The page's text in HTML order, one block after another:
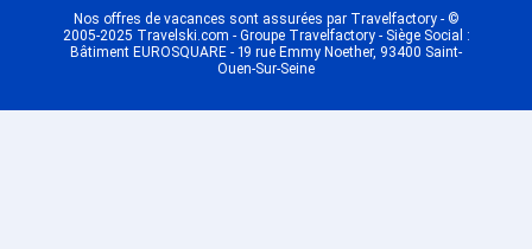
Nos offres de vacances sont assurées par Travelfactory - ©
2005-2025 Travelski.com - Groupe Travelfactory - Siège Social :
Bâtiment EUROSQUARE - 19 rue Emmy Noether, 93400 Saint-
Ouen-Sur-Seine